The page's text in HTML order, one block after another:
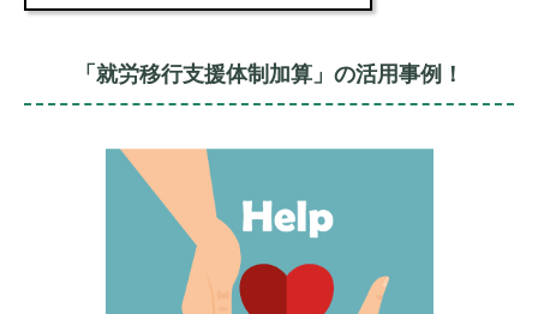
「就労移行支援体制加算」の活用事例！